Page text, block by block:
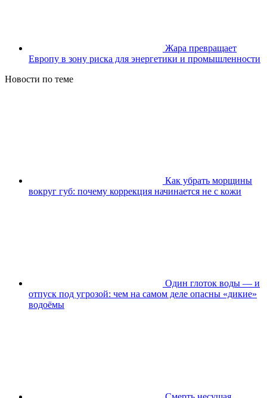
Жара превращает
Европу в зону риска для энергетики и промышленности
Новости по теме
Как убрать морщины
вокруг губ: почему коррекция начинается не с кожи
Один глоток воды — и
отпуск под угрозой: чем на самом деле опасны «дикие»
водоёмы